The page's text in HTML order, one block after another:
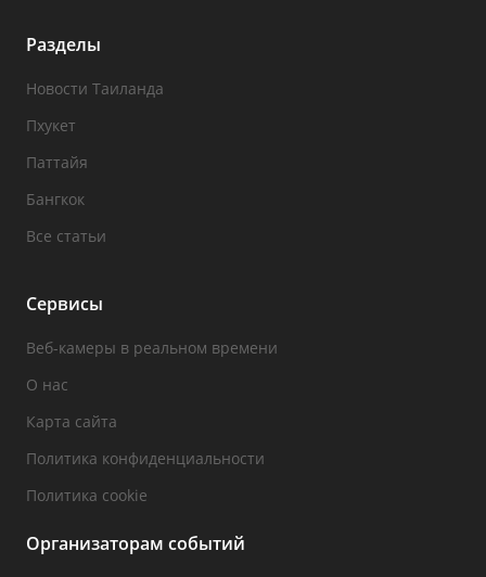
Разделы
Новости Таиланда
Пхукет
Паттайя
Бангкок
Все статьи
Сервисы
Веб-камеры в реальном времени
О нас
Карта сайта
Политика конфиденциальности
Политика cookie
Организаторам событий